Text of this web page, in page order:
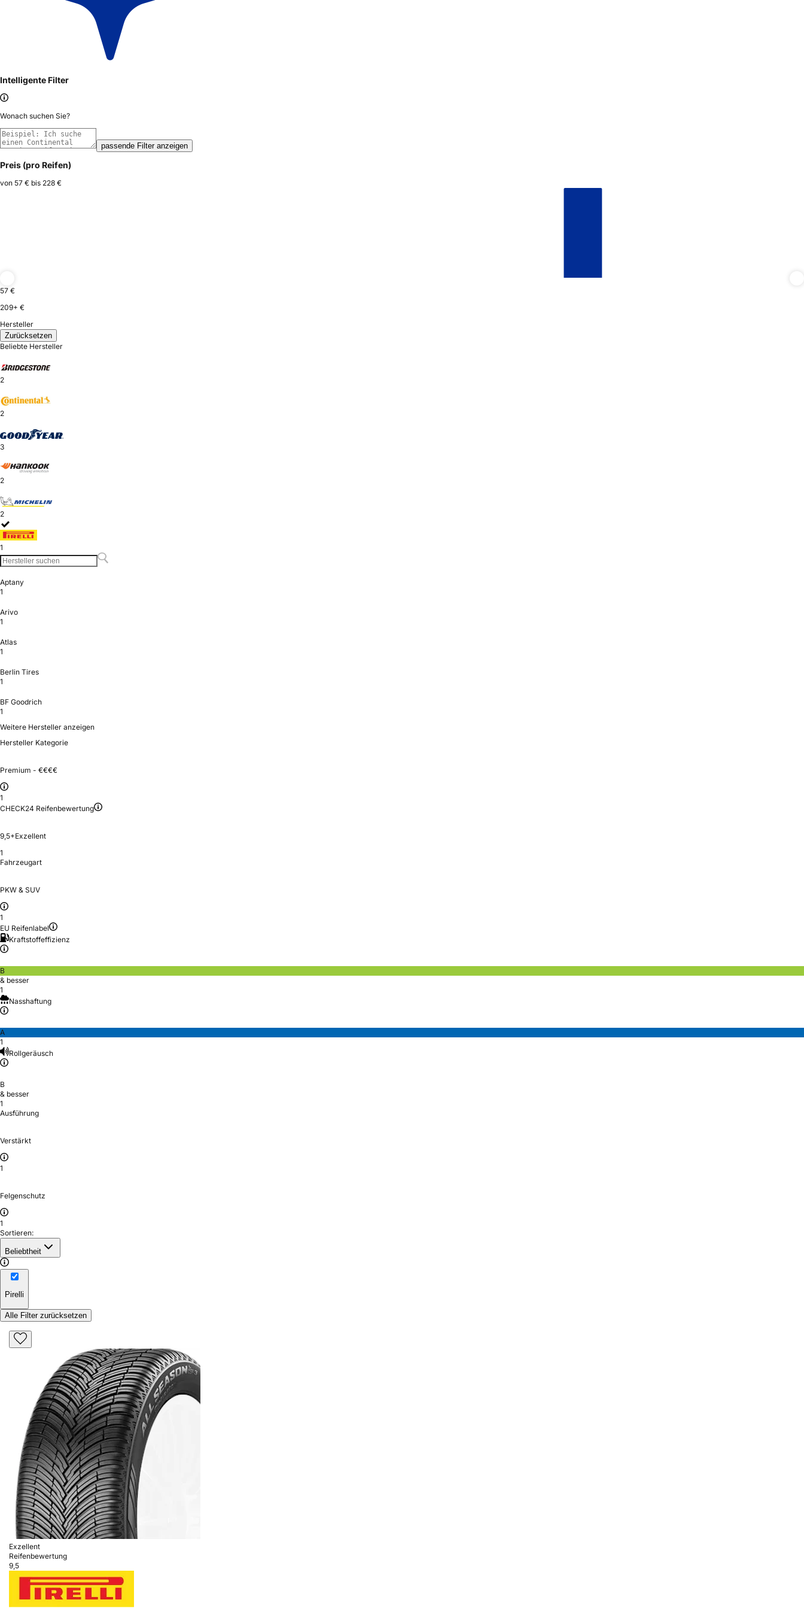
Intelligente Filter
Wonach suchen Sie?
passende Filter anzeigen
Preis (pro Reifen)
von 57 € bis 228 €
57 €
209+ €
Hersteller
Zurücksetzen
Beliebte Hersteller
2
2
3
2
2
1
Aptany
1
Arivo
1
Atlas
1
Berlin Tires
1
BF Goodrich
1
Weitere Hersteller anzeigen
Hersteller Kategorie
Premium - €€€€
1
CHECK24 Reifenbewertung
9,5+Exzellent
1
Fahrzeugart
PKW & SUV
1
EU Reifenlabel
Kraftstoffeffizienz
B
& besser
1
Nasshaftung
A
1
Rollgeräusch
B
& besser
1
Ausführung
Verstärkt
1
Felgenschutz
1
Sortieren:
Beliebtheit
Pirelli
Alle Filter zurücksetzen
Exzellent
Reifenbewertung
9,5